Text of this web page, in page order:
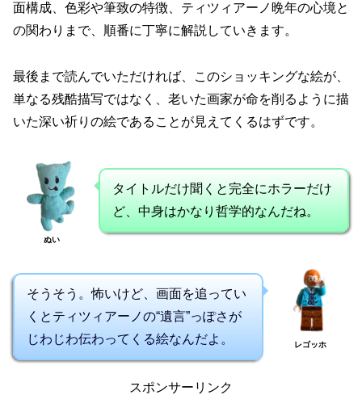
面構成、色彩や筆致の特徴、ティツィアーノ晩年の心境と
の関わりまで、順番に丁寧に解説していきます。
最後まで読んでいただければ、このショッキングな絵が、
単なる残酷描写ではなく、老いた画家が命を削るように描
いた深い祈りの絵であることが見えてくるはずです。
ぬい
タイトルだけ聞くと完全にホラーだけ
ど、中身はかなり哲学的なんだね。
そうそう。怖いけど、画面を追ってい
くとティツィアーノの“遺言”っぽさが
じわじわ伝わってくる絵なんだよ。
レゴッホ
スポンサーリンク